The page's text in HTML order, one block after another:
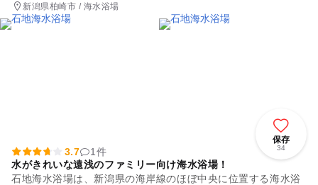
新潟県柏崎市 / 海水浴場
保存
34
3.7
1件
水がきれいな遠浅のファミリー向け海水浴場！
石地海水浴場は、新潟県の海岸線のほぼ中央に位置する海水浴